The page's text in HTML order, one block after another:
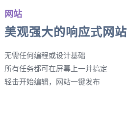
网站
美观强大的响应式网站
无需任何编程或设计基础
所有任务都可在屏幕上一并搞定
轻击开始编辑，网站一键发布